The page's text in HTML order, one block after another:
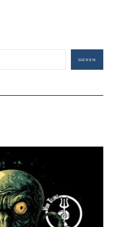
SUCHEN